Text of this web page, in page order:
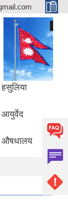
हसुलिया
आयुर्वेद
औषधालय